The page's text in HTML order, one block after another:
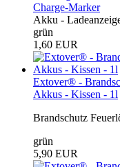
Charge-Marker
Akku -
grün
1,60 EUR
Extover® -
Akkus - Kissen - 1l
Brandschutz
grün
5,90 EUR